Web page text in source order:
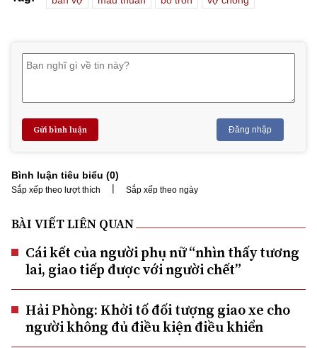
Gửi bình luận Đăng nhập
Bình luận tiêu biểu (0)
Sắp xếp theo lượt thích | Sắp xếp theo ngày
BÀI VIẾT LIÊN QUAN
Cái kết của người phụ nữ “nhìn thấy tương
lai, giao tiếp được với người chết”
Hải Phòng: Khởi tố đối tượng giao xe cho
người không đủ điều kiện điều khiển